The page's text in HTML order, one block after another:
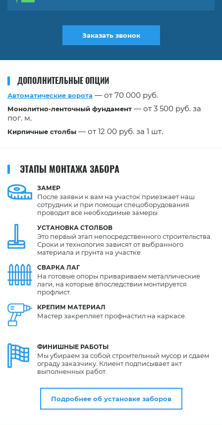
Заказать звонок
ДОПОЛНИТЕЛЬНЫЕ ОПЦИИ
Автоматические ворота — от 70 000 руб.
Монолитно-ленточный фундамент — от 3 500 руб. за
пог. м.
Кирпичные столбы — от 12 00 руб. за 1 шт.
ЭТАПЫ МОНТАЖА ЗАБОРА
ЗАМЕР
УСТАНОВКА СТОЛБОВ
СВАРКА ЛАГ
КРЕПИМ МАТЕРИАЛ
ФИНИШНЫЕ РАБОТЫ
После заявки к вам на участок приезжает наш
сотрудник и при помощи спецоборудования
проводит все необходимые замеры
Это первый этап непосредственного строительства.
Сроки и технология зависят от выбранного
материала и грунта на участке.
На готовые опоры привариваем металлические
лаги, на которые впоследствии монтируется
профлист.
Мастер закрепляет профнастил на каркасе.
Мы убираем за собой строительный мусор и сдаем
ограду заказчику. Клиент подписывает акт
выполненных работ.
Подробнее об установке заборов